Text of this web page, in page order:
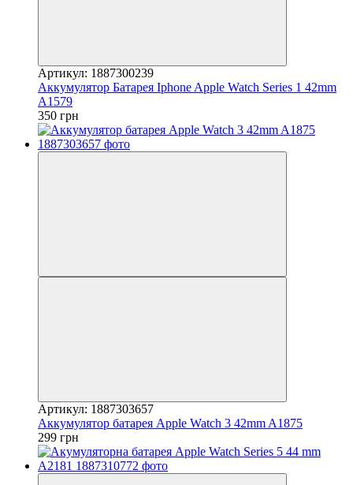
Артикул: 1887300239
Аккумулятор Батарея Iphone Apple Watch Series 1 42mm
A1579
350 грн
Артикул: 1887303657
Аккумулятор батарея Apple Watch 3 42mm A1875
299 грн